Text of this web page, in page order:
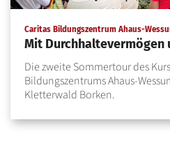
Caritas Bildungszentrum Ahaus-
Mit Durchhaltevermögen
Die zweite Sommertour des
Bildungszentrums Ahaus-
Kletterwald Borken.